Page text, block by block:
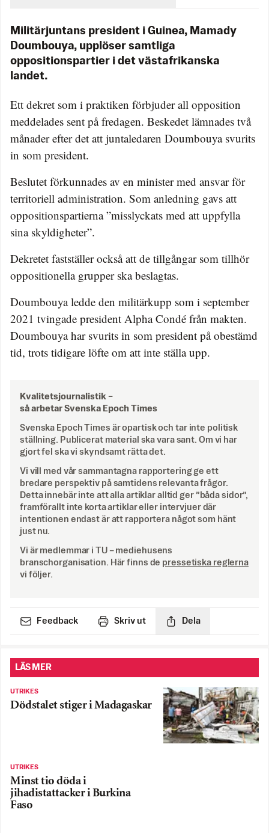
Militärjuntans president i Guinea, Mamady
Doumbouya, upplöser samtliga
oppositionspartier i det västafrikanska
landet.
Ett dekret som i praktiken förbjuder all opposition
meddelades sent på fredagen. Beskedet lämnades två
månader efter det att juntaledaren Doumbouya svurits
in som president.
Beslutet förkunnades av en minister med ansvar för
territoriell administration. Som anledning gavs att
oppositionspartierna ”misslyckats med att uppfylla
sina skyldigheter”.
Dekretet fastställer också att de tillgångar som tillhör
oppositionella grupper ska beslagtas.
Doumbouya ledde den militärkupp som i september
2021 tvingade president Alpha Condé från makten.
Doumbouya har svurits in som president på obestämd
tid, trots tidigare löfte om att inte ställa upp.
Kvalitetsjournalistik –
så arbetar Svenska Epoch Times
Svenska Epoch Times är opartisk och tar inte politisk
ställning. Publicerat material ska vara sant. Om vi har
gjort fel ska vi skyndsamt rätta det.
Vi vill med vår sammantagna rapportering ge ett
bredare perspektiv på samtidens relevanta frågor.
Detta innebär inte att alla artiklar alltid ger ”båda sidor”,
framförallt inte korta artiklar eller intervjuer där
intentionen endast är att rapportera något som hänt
just nu.
Vi är medlemmar i TU – mediehusens
branschorganisation. Här finns de pressetiska reglerna
vi följer.
Feedback Skriv ut Dela
LÄS MER
UTRIKES
Dödstalet stiger i Madagaskar
UTRIKES
Minst tio döda i
jihadistattacker i Burkina
Faso